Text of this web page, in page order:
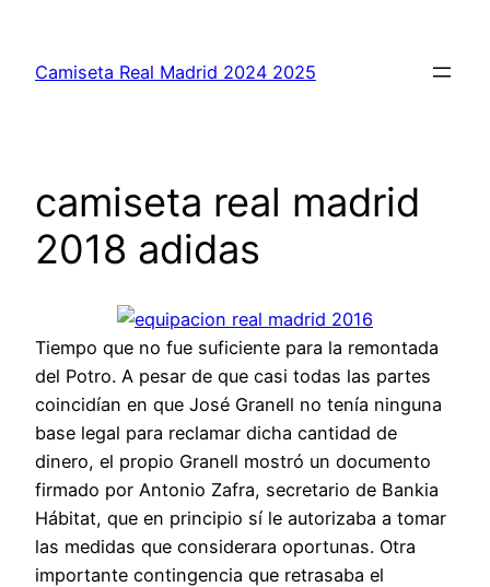
contenido
Camiseta Real Madrid 2024 2025
camiseta real madrid
2018 adidas
Tiempo que no fue suficiente para la remontada
del Potro. A pesar de que casi todas las partes
coincidían en que José Granell no tenía ninguna
base legal para reclamar dicha cantidad de
dinero, el propio Granell mostró un documento
firmado por Antonio Zafra, secretario de Bankia
Hábitat, que en principio sí le autorizaba a tomar
las medidas que considerara oportunas. Otra
importante contingencia que retrasaba el